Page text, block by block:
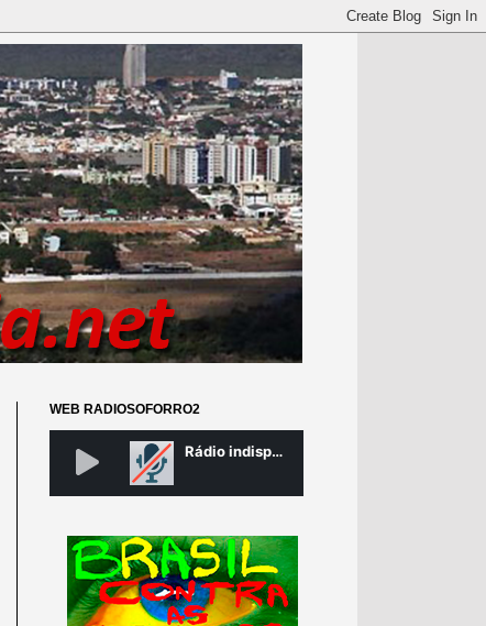
WEB RADIOSOFORRO2